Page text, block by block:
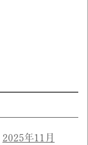
2025年11月